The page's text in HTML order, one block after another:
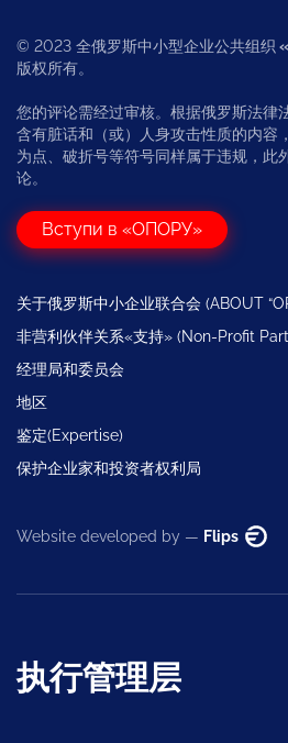
© 2023 全俄罗斯中小型企业公共组织 «
版权所有。
您的评论需经过审核。根据俄罗斯法律
含有脏话和（或）人身攻击性质的内容
为点、破折号等符号同样属于违规，此
论。
Вступи в «ОПОРУ»
关于俄罗斯中小企业联合会 (ABOUT
非营利伙伴关系«支持» (Non-Profit
经理局和委员会
地区
鉴定(Expertise)
保护企业家和投资者权利局
Website developed by — Flips
执行管理层